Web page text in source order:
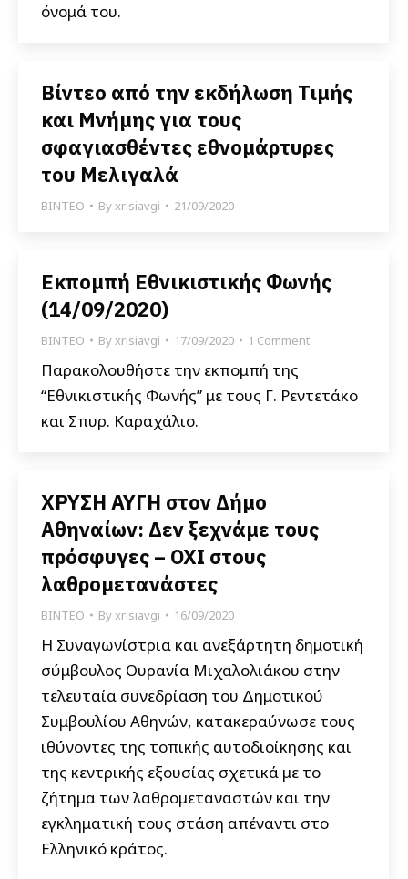
όνομά του.
Βίντεο από την εκδήλωση Τιμής
και Μνήμης για τους
σφαγιασθέντες εθνομάρτυρες
του Μελιγαλά
ΒΙΝΤΕΟ Byxrisiavgi 21/09/2020
Εκπομπή Εθνικιστικής Φωνής
(14/09/2020)
ΒΙΝΤΕΟ Byxrisiavgi 17/09/2020 1 Comment
Παρακολουθήστε την εκπομπή της
“Εθνικιστικής Φωνής” με τους Γ. Ρεντετάκο
και Σπυρ. Καραχάλιο.
ΧΡΥΣΗ ΑΥΓΗ στον Δήμο
Αθηναίων: Δεν ξεχνάμε τους
πρόσφυγες – ΟΧΙ στους
λαθρομετανάστες
ΒΙΝΤΕΟ Byxrisiavgi 16/09/2020
Η Συναγωνίστρια και ανεξάρτητη δημοτική
σύμβουλος Ουρανία Μιχαλολιάκου στην
τελευταία συνεδρίαση του Δημοτικού
Συμβουλίου Αθηνών, κατακεραύνωσε τους
ιθύνοντες της τοπικής αυτοδιοίκησης και
της κεντρικής εξουσίας σχετικά με το
ζήτημα των λαθρομεταναστών και την
εγκληματική τους στάση απέναντι στο
Ελληνικό κράτος.